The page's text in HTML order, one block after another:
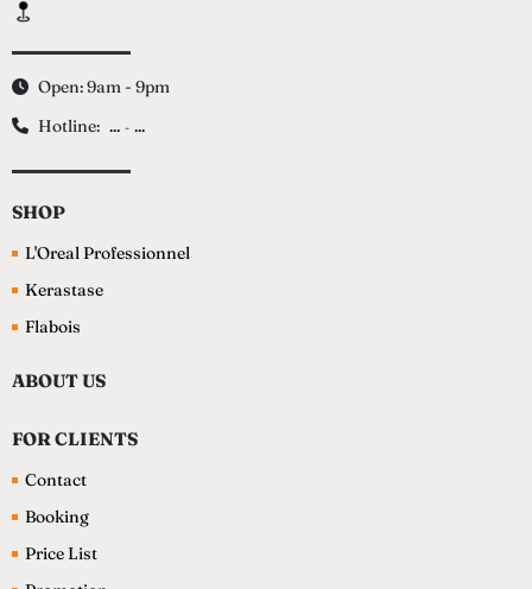
Open: 9am - 9pm
Hotline: ... - ...
SHOP
L'Oreal Professionnel
Kerastase
Flabois
ABOUT US
FOR CLIENTS
Contact
Booking
Price List